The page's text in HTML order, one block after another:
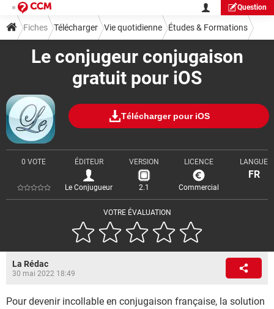
Question
Le conjugeur conjugaison
gratuit pour iOS
Télécharger pour iOS
VOTRE ÉVALUATION
0 VOTE ÉDITEUR
Le Conjugueur
VERSION
2.1
LICENCE
Commercial
LANGUE
FR
Fiches Télécharger Vie quotidienne Études & Formations
La Rédac
30 mai 2022 18:49
Pour devenir incollable en conjugaison française, la solution